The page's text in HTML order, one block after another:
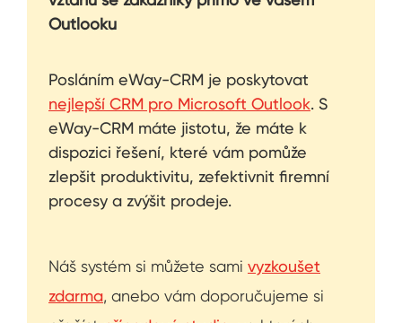
Outlooku
Posláním eWay-CRM je poskytovat
nejlepší CRM pro Microsoft Outlook. S
eWay-CRM máte jistotu, že máte k
dispozici řešení, které vám pomůže
zlepšit produktivitu, zefektivnit firemní
procesy a zvýšit prodeje.
Náš systém si můžete sami vyzkoušet
zdarma, anebo vám doporučujeme si